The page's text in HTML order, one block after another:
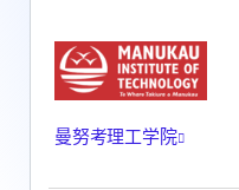
曼努考理工学院